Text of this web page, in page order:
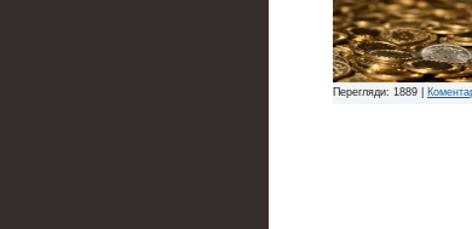
Перегляди: 1889 |